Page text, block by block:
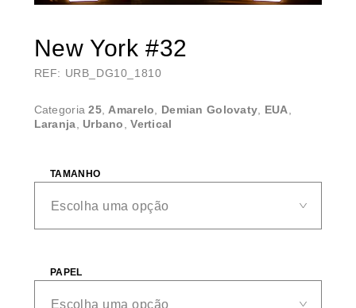
New York #32
REF: URB_DG10_1810
Categoria25,Amarelo, Demian Golovaty, EUA,
Laranja, Urbano,Vertical
TAMANHO
PAPEL